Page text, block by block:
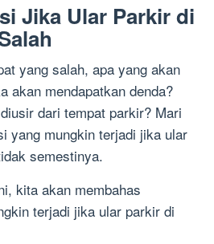
Jika Ular Parkir di
yang salah, apa yang akan
akan mendapatkan denda?
dari tempat parkir? Mari
yang mungkin terjadi jika ular
semestinya.
kita akan membahas
terjadi jika ular parkir di